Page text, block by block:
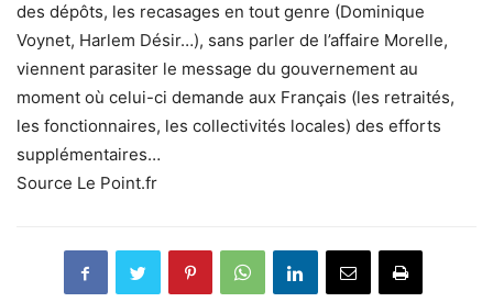
des dépôts, les recasages en tout genre (Dominique
Voynet, Harlem Désir…), sans parler de l’affaire Morelle,
viennent parasiter le message du gouvernement au
moment où celui-ci demande aux Français (les retraités,
les fonctionnaires, les collectivités locales) des efforts
supplémentaires…
Source Le Point.fr